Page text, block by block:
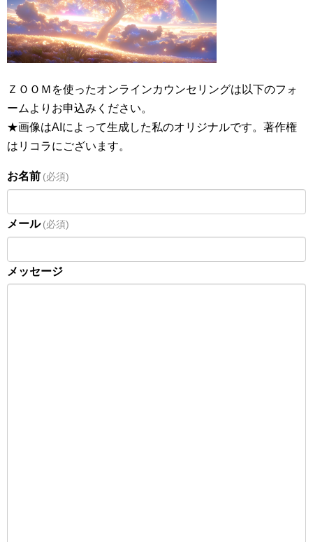
ＺＯＯＭを使ったオンラインカウンセリングは以下のフォ
ームよりお申込みください。
★画像はAIによって生成した私のオリジナルです。著作権
はリコラにございます。
お名前 (必須)
メール (必須)
メッセージ